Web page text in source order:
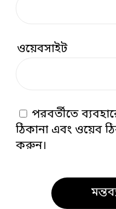
ওয়েবসাইট
পরবর্তীতে
ঠিকানা এবং ওয়েব
করুন।